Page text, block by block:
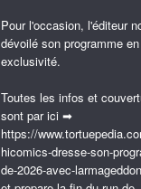
Pour l'occasion, l'éditeur
dévoilé son programme en
exclusivité.
Toutes les infos et
sont par ici ➡
https://
hicomics-dresse-son-
de-2026-avec-